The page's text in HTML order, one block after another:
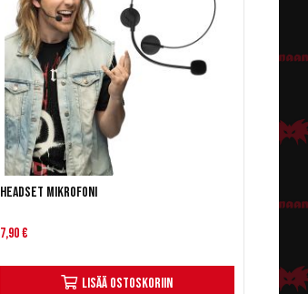
Headset mikrofoni
7,90 €
Lisää ostoskoriin